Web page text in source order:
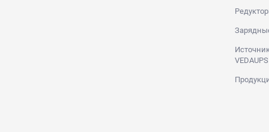
VEDAUPS